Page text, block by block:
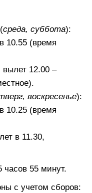
среда, суббота):
10.55 (время
вылет 12.00 –
воскресенье):
10.25 (время
в 11.30,
55 минут.
с учетом сборов: